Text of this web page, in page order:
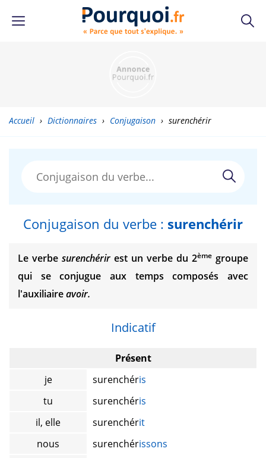
Accueil › Dictionnaires › Conjugaison › surenchérir
Conjugaison du verbe : surenchérir
Le verbe surenchérir est un verbe du 2ème groupe
qui se conjugue aux temps composés avec
l'auxiliaireavoir.
Indicatif
Présent
je
surenchéris
tu
surenchéris
il, elle
surenchérit
nous
surenchérissons